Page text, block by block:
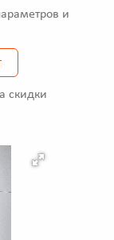
и
скидки